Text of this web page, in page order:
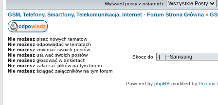
Wyświetl posty z ostatnich:
GSM, Telefony, Smartfony, Telekomunikacja, Internet - Forum Strona Główna »
Nie możesz pisać nowych tematów
Nie możesz odpowiadać w tematach
Nie możesz zmieniać swoich postów
Nie możesz usuwać swoich postów
Nie możesz głosować w ankietach
Nie możesz załączać plików na tym forum
Nie możesz ściągać załączników na tym forum
Skocz do:
Powered by phpBB modified by Przemo